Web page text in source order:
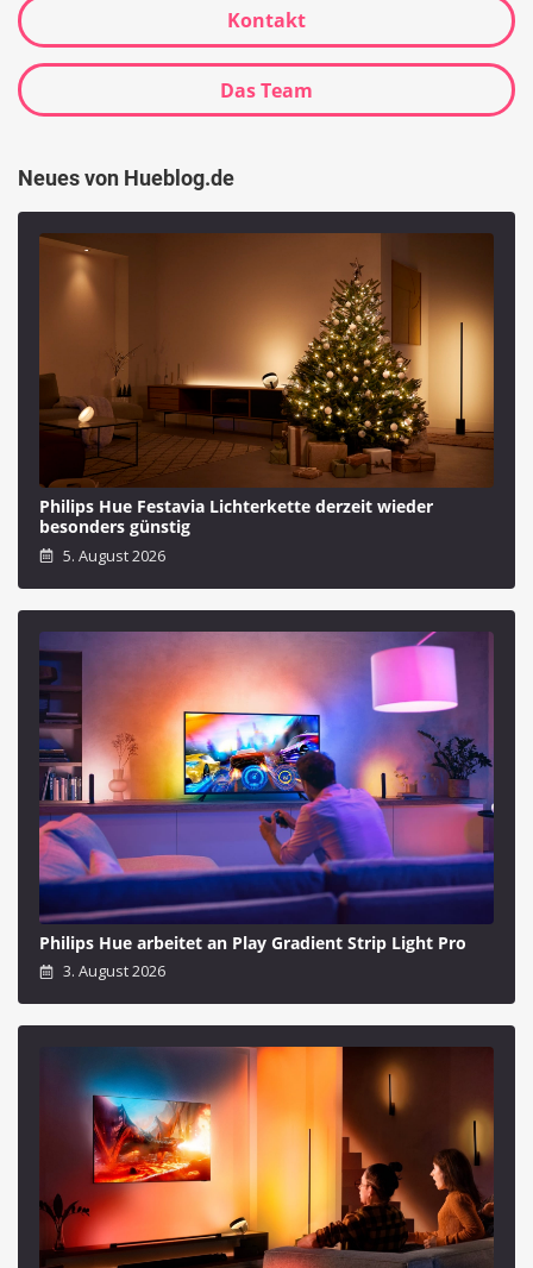
Kontakt
Das Team
Neues von Hueblog.de
Philips Hue Festavia Lichterkette derzeit wieder
besonders günstig
5. August 2026
Philips Hue arbeitet an Play Gradient Strip Light Pro
3. August 2026